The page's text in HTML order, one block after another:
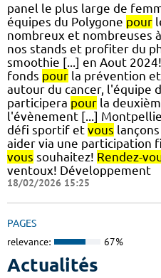
panel le plus large de
équipes du Polygone pour
nombreux et nombreuses
nos stands et profiter du
smoothie [...] en Aout
fonds pour la prévention
autour du cancer, l'équipe
participera pour la
l'évènement [...]
défi sportif et vous
aider via une participation
vous souhaitez! Rendez-
ventoux! Développement
18/02/2026 15:25
PAGES
relevance: 67%
Actualités